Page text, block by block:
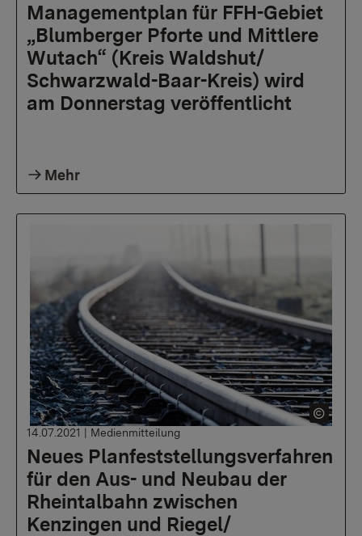
Managementplan für FFH-Gebiet
„Blumberger Pforte und Mittlere
Wutach“ (Kreis Waldshut/
Schwarzwald-Baar-Kreis) wird
am Donnerstag veröffentlicht
Mehr
Neues Planfeststellungsverfahren
für den Aus- und Neubau der
Rheintalbahn zwischen
Kenzingen und Riegel/
14.07.2021 | Medienmitteilung